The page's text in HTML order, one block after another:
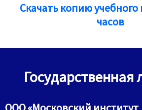
Скачать копию учебного
часов
Государственная